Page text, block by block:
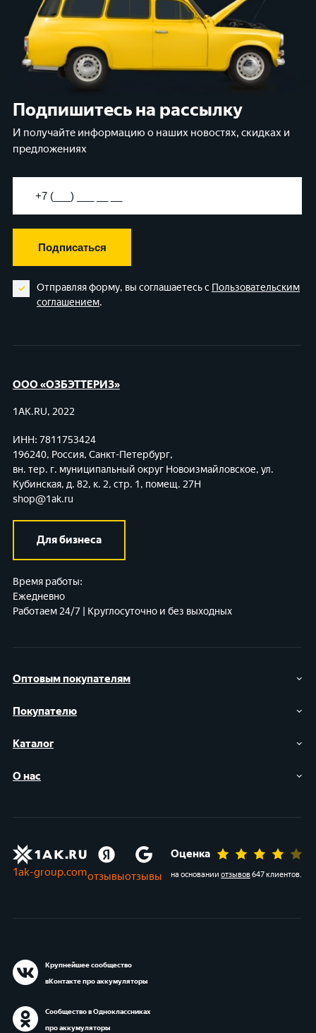
Подпишитесь на рассылку
И получайте информацию о наших новостях, скидках и
предложениях
Подписаться
Отправляя форму, вы соглашаетесь с Пользовательским
соглашением.
Оптовым покупателям
Покупателю
Каталог
О нас
ООО «ОЗБЭТТЕРИЗ»
1AK.RU, 2022
ИНН: 7811753424
196240, Россия, Санкт-Петербург,
вн. тер. г. муниципальный округ Новоизмайловское, ул.
Кубинская, д. 82, к. 2, стр. 1, помещ. 27Н
shop@1ak.ru
Для бизнеса
Время работы:
Ежедневно
Работаем 24/7 | Круглосуточно и без выходных
1ak-group.comотзывыотзывы
Оценка
на основании отзывов647 клиентов.
Крупнейшее сообщество
вКонтакте про аккумуляторы
Сообщество в Одноклассниках
про аккумуляторы